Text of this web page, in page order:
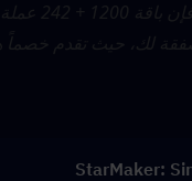
StarMaker: